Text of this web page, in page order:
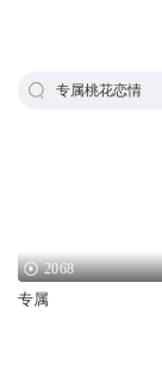
专属桃花恋情
2068
专属